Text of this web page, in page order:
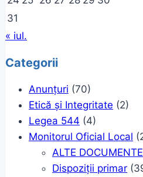
31
« iul.
Categorii
Anunțuri (70)
Etică și Integritate (2)
Legea 544 (4)
Monitorul Oficial Local
ALTE DOCUMENTE
Dispoziții primar